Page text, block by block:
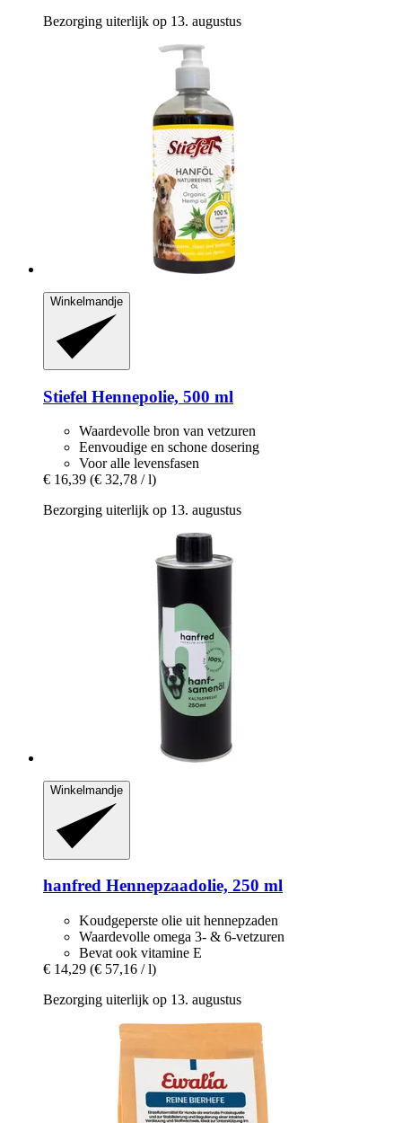
Bezorging uiterlijk op 13. augustus
Winkelmandje
Stiefel Hennepolie, 500 ml
Waardevolle bron van vetzuren
Eenvoudige en schone dosering
Voor alle levensfasen
€ 16,39 (€ 32,78 / l)
Bezorging uiterlijk op 13. augustus
Winkelmandje
hanfred Hennepzaadolie, 250 ml
Koudgeperste olie uit hennepzaden
Waardevolle omega 3- & 6-vetzuren
Bevat ook vitamine E
€ 14,29 (€ 57,16 / l)
Bezorging uiterlijk op 13. augustus